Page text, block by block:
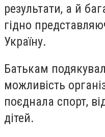
результати, а й
гідно
Україну.
Батькам
можливість
поєднала спорт,
дітей.